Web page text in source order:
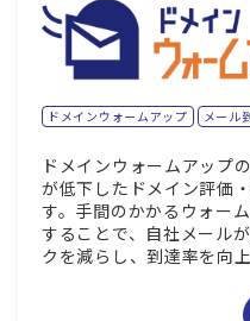
ドメインウォームアップ メール
ドメインウォームアップ
が低下したドメイン評価
す。手間のかかるウォー
することで、自社メール
クを減らし、到達率を向上